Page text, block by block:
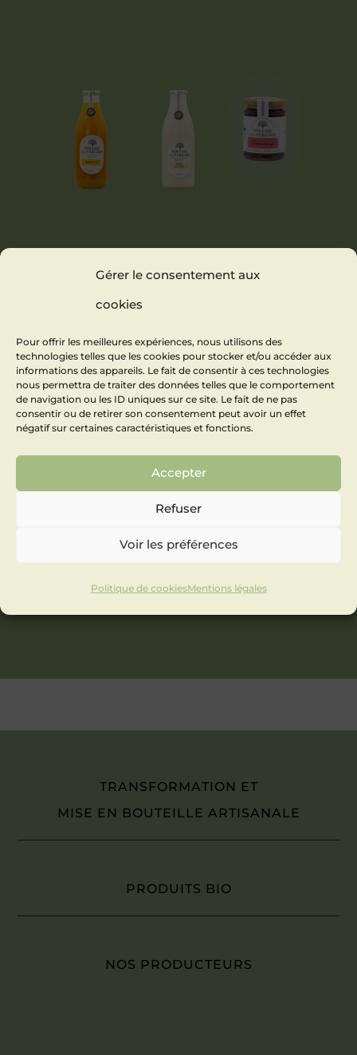
Gérer le consentement aux
cookies
Pour offrir les meilleures expériences, nous utilisons des
technologies telles que les cookies pour stocker et/ou accéder aux
informations des appareils. Le fait de consentir à ces technologies
nous permettra de traiter des données telles que le comportement
de navigation ou les ID uniques sur ce site. Le fait de ne pas
consentir ou de retirer son consentement peut avoir un effet
négatif sur certaines caractéristiques et fonctions.
Accepter
Refuser
Voir les préférences
Politique de cookiesMentions légales
NECTAR
D’ABRICOT
PINACOLADA
SOFT
CONFITURE
FRAMBOISE
TRANSFORMATION ET
MISE EN BOUTEILLE ARTISANALE
PRODUITS BIO
NOS PRODUCTEURS